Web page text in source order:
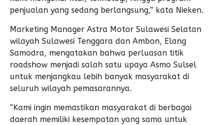
penjualan yang sedang berlangsung,” kata Nieken.
Marketing Manager Astra Motor Sulawesi Selatan
wilayah Sulawesi Tenggara dan Ambon, Elang
Samodra, mengatakan bahwa perluasan titik
roadshow menjadi salah satu upaya Asmo Sulsel
untuk menjangkau lebih banyak masyarakat di
seluruh wilayah pemasarannya.
“Kami ingin memastikan masyarakat di berbagai
daerah memiliki kesempatan yang sama untuk